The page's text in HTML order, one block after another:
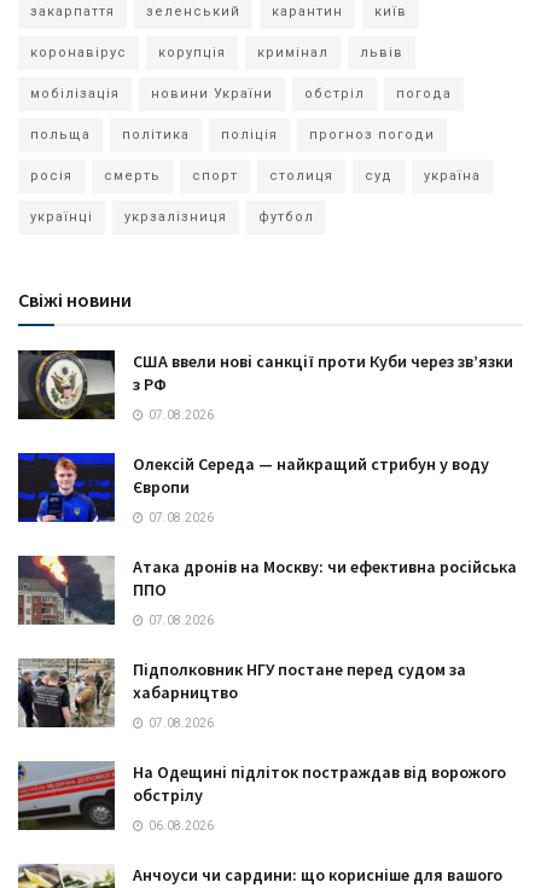
закарпаття зеленський карантин київ
коронавірус корупція кримінал львів
мобілізація новини України обстріл погода
польща політика поліція прогноз погоди
росія смерть спорт столиця суд україна
українці укрзалізниця футбол
Свіжі новини
США ввели нові санкції проти Куби через зв’язки
з РФ
07.08.2026
Олексій Середа — найкращий стрибун у воду
Європи
07.08.2026
Атака дронів на Москву: чи ефективна російська
ППО
07.08.2026
Підполковник НГУ постане перед судом за
хабарництво
07.08.2026
На Одещині підліток постраждав від ворожого
обстрілу
06.08.2026
Анчоуси чи сардини: що корисніше для вашого